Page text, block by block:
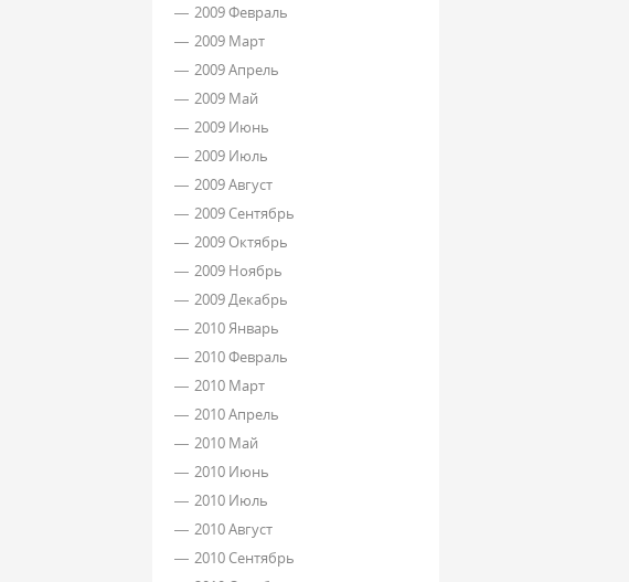
2009 Февраль
2009 Март
2009 Апрель
2009 Май
2009 Июнь
2009 Июль
2009 Август
2009 Сентябрь
2009 Октябрь
2009 Ноябрь
2009 Декабрь
2010 Январь
2010 Февраль
2010 Март
2010 Апрель
2010 Май
2010 Июнь
2010 Июль
2010 Август
2010 Сентябрь